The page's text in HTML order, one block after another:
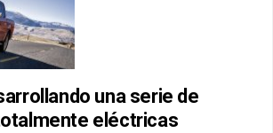
una serie de
eléctricas